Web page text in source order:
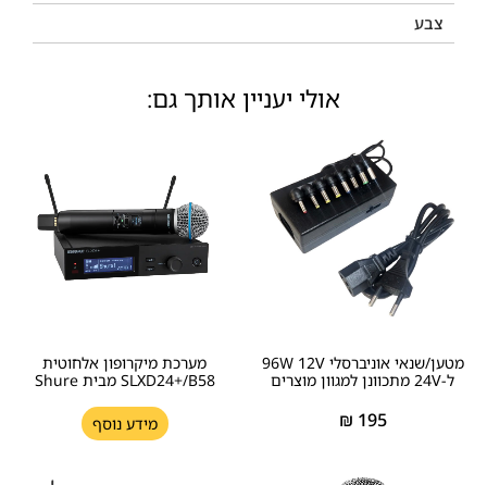
צבע
אולי יעניין אותך גם:
מטען/שנאי אוניברסלי 96W 12V
ל-24V מתכוונן למגוון מוצרים
195
₪
מערכת מיקרופון אלחוטית
SLXD24+/B58 מבית Shure
מידע נוסף